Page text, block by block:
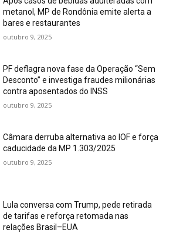
metanol, MP de Rondônia emite alerta a
bares e restaurantes
outubro 9, 2025
PF deflagra nova fase da Operação “Sem
Desconto” e investiga fraudes milionárias
contra aposentados do INSS
outubro 9, 2025
Câmara derruba alternativa ao IOF e força
caducidade da MP 1.303/2025
outubro 9, 2025
Lula conversa com Trump, pede retirada
de tarifas e reforça retomada nas
relações Brasil–EUA